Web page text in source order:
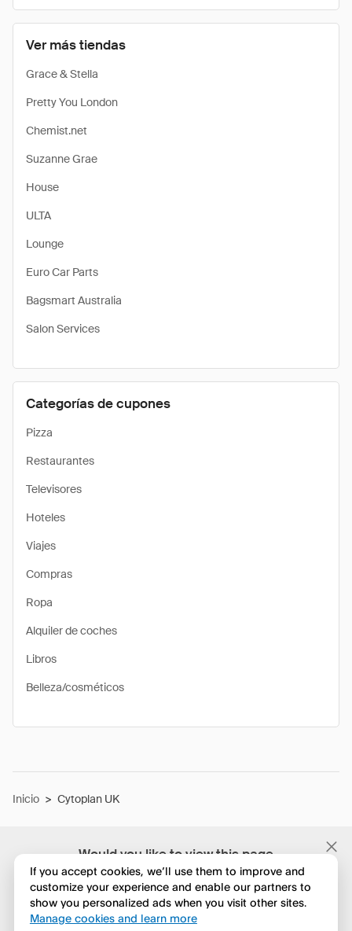
Would you like to view this page
in English?
No, seguir navegando
Ver más tiendas
Grace & Stella
Pretty You London
Chemist.net
Suzanne Grae
House
ULTA
Lounge
Euro Car Parts
Bagsmart Australia
Salon Services
Categorías de cupones
Pizza
Restaurantes
Televisores
Hoteles
Viajes
Compras
Ropa
Alquiler de coches
Libros
Belleza/cosméticos
Inicio > Cytoplan UK
If you accept cookies, we’ll use them to improve and
customize your experience and enable our partners to
show you personalized ads when you visit other sites.
Manage cookies and learn more